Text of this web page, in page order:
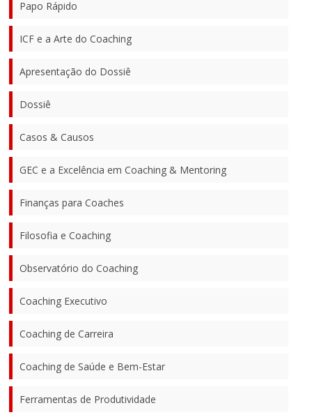
Papo Rápido
ICF e a Arte do Coaching
Apresentação do Dossiê
Dossiê
Casos & Causos
GEC e a Excelência em Coaching & Mentoring
Finanças para Coaches
Filosofia e Coaching
Observatório do Coaching
Coaching Executivo
Coaching de Carreira
Coaching de Saúde e Bem-Estar
Ferramentas de Produtividade